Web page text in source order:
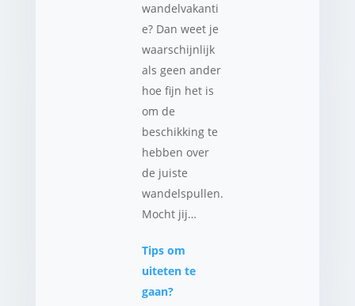
wandelvakanti
e? Dan weet je
waarschijnlijk
als geen ander
hoe fijn het is
om de
beschikking te
hebben over
de juiste
wandelspullen.
Mocht jij…
Tips om
uiteten te
gaan?